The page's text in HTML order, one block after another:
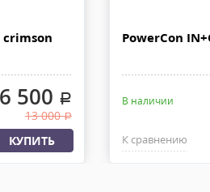
crimson
500 .
13 000.
КУПИТЬ
PowerCon
В наличии
К сравнению